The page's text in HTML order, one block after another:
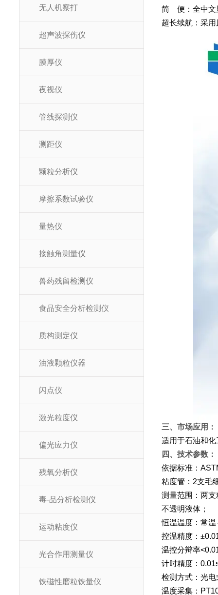
无人机察打
超声波探伤仪
膜厚仪
夜视仪
管线探测仪
测距仪
颗粒分析仪
摩擦系数试验仪
量热仪
接触角测量仪
兽药残留检测仪
食品安全分析检测仪
质构测定仪
油液颗粒仪器
闪点仪
激光粒度仪
偏光应力仪
残氧分析仪
毒-品分析检测仪
运动粘度仪
光合作用测量仪
铁磁性磨粒铁量仪
简 便：全中文
超长续航：采
三、市场应用：
适用于石油和
四、技术参数：
依据标准：
粘度管：2支毛
测量范围：两
不透明液体；
恒温温度：常
控温精度：
温控分辩率
计时精度：
检测方式：光电
温度采集：